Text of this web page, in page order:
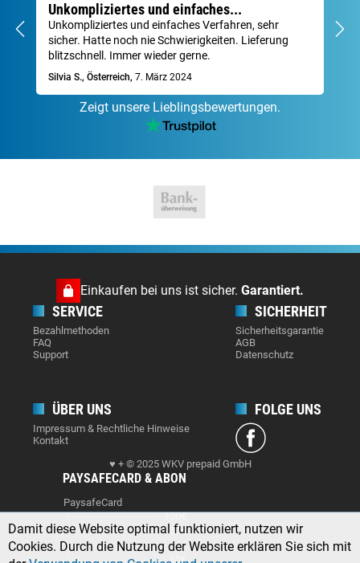
Unkompliziertes und einfaches...
Unkompliziertes und einfaches Verfahren, sehr
sicher. Hatte noch nie Schwierigkeiten. Lieferung
blitzschnell. Immer wieder gerne.
Silvia S., Österreich, 7. März 2024
Zeigt unsere Lieblingsbewertungen.
Einkaufen bei uns ist sicher. Garantiert.
SERVICE
Bezahlmethoden
FAQ
Support
SICHERHEIT
Sicherheitsgarantie
AGB
Datenschutz
ÜBER UNS
Impressum & Rechtliche Hinweise
Kontakt
FOLGE UNS
♥ + © 2025 WKV prepaid GmbH
PAYSAFECARD & ABON
PaysafeCard
100€
50€
25€
10€
Damit diese Website optimal funktioniert, nutzen wir
Cookies. Durch die Nutzung der Website erklären Sie sich mit